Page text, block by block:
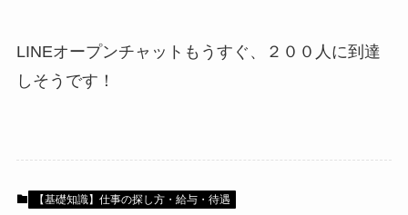
LINEオープンチャットもうすぐ、２００人に到達
しそうです！
【基礎知識】仕事の探し方・給与・待遇